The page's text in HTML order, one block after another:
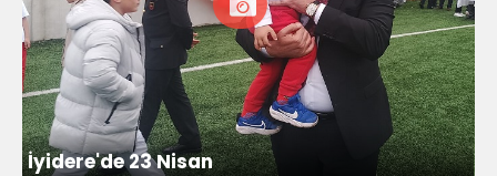
İyidere'de 23 Nisan